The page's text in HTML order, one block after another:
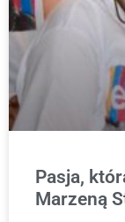
Pasja,
Marzeną